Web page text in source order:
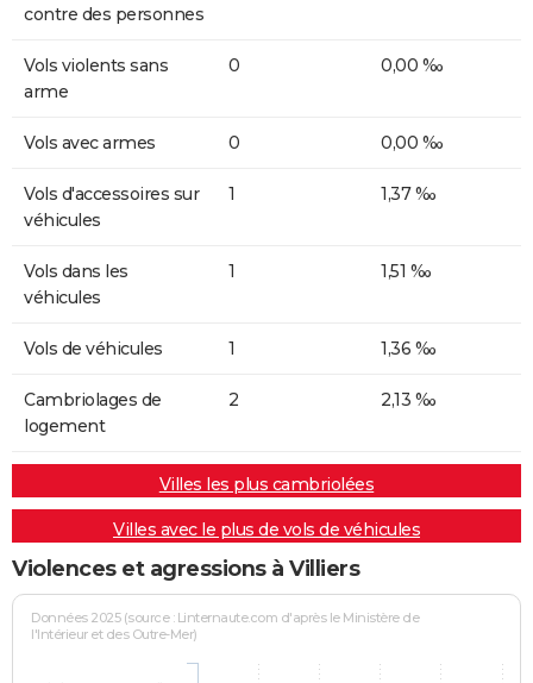
contre des personnes
Vols violents sans
arme
0 0,00 ‰
Vols avec armes 0 0,00 ‰
Vols d'accessoires sur
véhicules
1 1,37 ‰
Vols dans les
véhicules
1 1,51 ‰
Vols de véhicules 1 1,36 ‰
Cambriolages de
logement
2 2,13 ‰
Villes les plus cambriolées
Villes avec le plus de vols de véhicules
Violences et agressions à Villiers
Données 2025 (source : Linternaute.com d'après le Ministère de
l'Intérieur et des Outre-Mer)